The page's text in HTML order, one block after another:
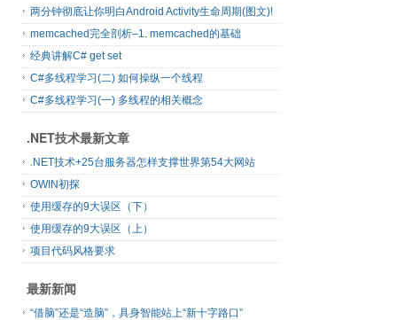
两分钟彻底让你明白Android Activity生命周期(图文)!
memcached完全剖析–1. memcached的基础
经典讲解C# get set
C#多线程学习(二) 如何操纵一个线程
C#多线程学习(一) 多线程的相关概念
.NET技术最新文章
.NET技术+25台服务器怎样支撑世界第54大网站
OWIN初探
使用缓存的9大误区（下）
使用缓存的9大误区（上）
项目代码风格要求
最新新闻
“借脑”还是“造脑”，具身智能站上“新十字路口”